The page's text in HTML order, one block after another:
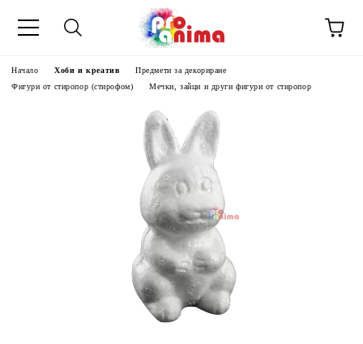
Начало Хоби и креатив
Предмети за декориране
Фигури от стиропор (стирофом)
Мечки, зайци и други фигури от стиропор